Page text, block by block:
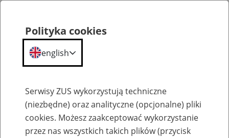
Szkolenia
Polityka cookies
english
Serwisy ZUS wykorzystują techniczne
(niezbędne) oraz analityczne (opcjonalne) pliki
cookies. Możesz zaakceptować wykorzystanie
przez nas wszystkich takich plików (przycisk